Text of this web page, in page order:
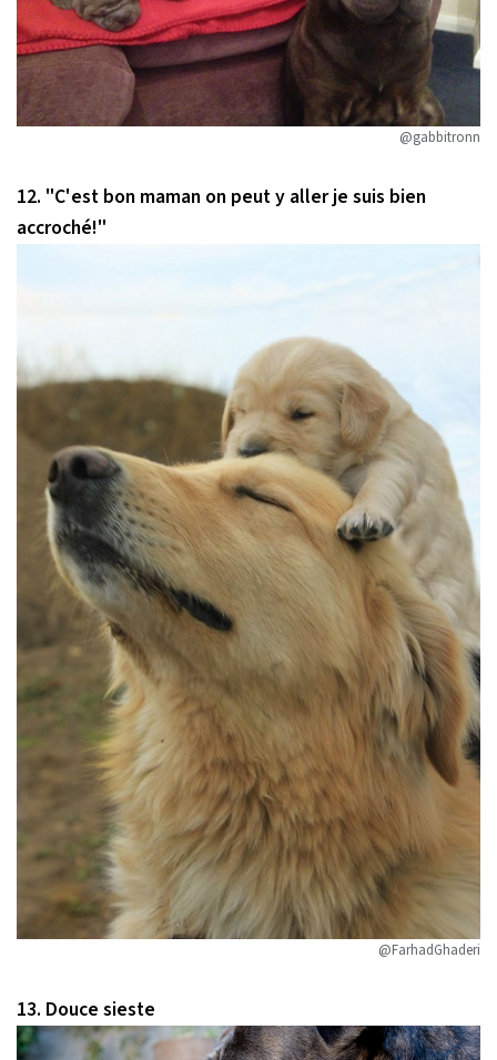
@gabbitronn
12. "C'est bon maman on peut y aller je suis bien
accroché!"
@FarhadGhaderi
13. Douce sieste